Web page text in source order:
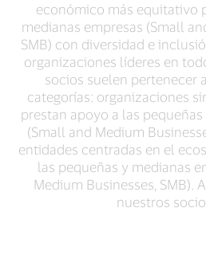
económico más equitativo
medianas empresas (Small
SMB) con diversidad e
organizaciones líderes en
socios suelen pertenecer
categorías: organizaciones
prestan apoyo a las
(Small and Medium
entidades centradas en el
las pequeñas y medianas
Medium Businesses, SMB).
nuestros